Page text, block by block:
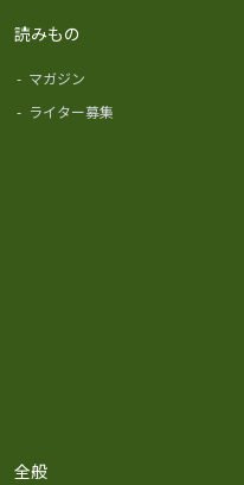
読みもの
- マガジン
- ライター募集
全般